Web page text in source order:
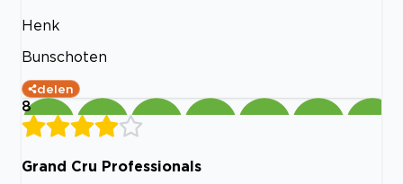
Henk
Bunschoten
delen
8
Grand Cru Professionals